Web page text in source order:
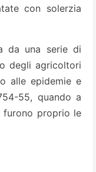
con solerzia
da una serie di
degli agricoltori
alle epidemie e
55, quando a
furono proprio le